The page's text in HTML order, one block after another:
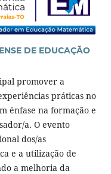
DE EDUCAÇÃO
promover a
práticas no
ênfase na formação e
a. O evento
dos/as
e a utilização de
a melhoria da